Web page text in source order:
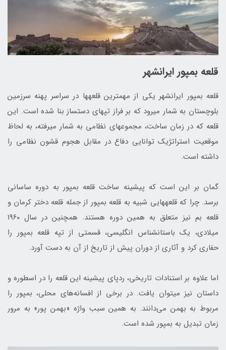
قلعه بمپور ایرانشهر
قلعه بمپور ایرانشهر یکی از مهم‎ترین قلعه‎ها در سراسر پهنه سرزمین
بلوچستان به شمار می‎رود که بر فراز تپه‎ای دست‎ساز بنا شده است. این
قلعه که در زمان ساخت، مجموعه‎ای نظامی به شمار می‎رفته، به لحاظ
موقعیت استراتژیک توانایی دفاع در مقابل هجوم قشون نظامی را
داشته است.
گمان بر این است که پیشینه ساخت قلعه بمپور به دوره ساسانی
برسد. چرا که قلعه‎هایی شبیه به قلعه بمپور از جمله قلعه‌ دختر کرمان و
قلعه بم نیز متعلق به همین دوره هستند. همچنین در سال ۱۹۶۰
میلادی، یک باستان‎شناس انگلیسی، قسمتی از تپه قلعه بمپور را
حفاری کرد و آثاری از دوران پیش از تاریخ از آن به دست آورد.
اما علاوه بر استنادات تاریخی، ردپای پیشینه این قلعه را در اسطوره و
داستان نیز می‎توان یافت. در برخی از افسانه‌های محلی، بمپور را
مربوط به بهمن می‌دانند. به همین سبب واژه «بهمن‌ پور» به مرور
زمان تبدیل به بمپور شده است.